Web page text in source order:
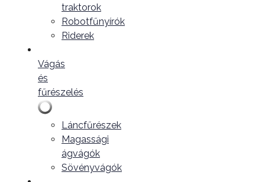
traktorok
Robotfűnyírók
Riderek
Vágás
és
fűrészelés
Láncfűrészek
Magassági
ágvágók
Sövényvágók